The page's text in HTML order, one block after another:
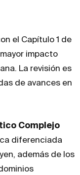
el Capítulo 1 de
impacto
La revisión es
de avances en
Complejo
diferenciada
además de los